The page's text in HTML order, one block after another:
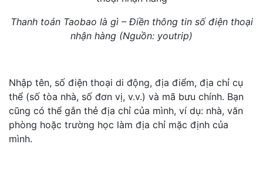
Thanh toán Taobao là gì – Điền thông tin số điện thoại
nhận hàng (Nguồn: youtrip)
Nhập tên, số điện thoại di động, địa điểm, địa chỉ cụ
thể (số tòa nhà, số đơn vị, v.v.) và mã bưu chính. Bạn
cũng có thể gắn thẻ địa chỉ của mình, ví dụ: nhà, văn
phòng hoặc trường học làm địa chỉ mặc định của
mình.